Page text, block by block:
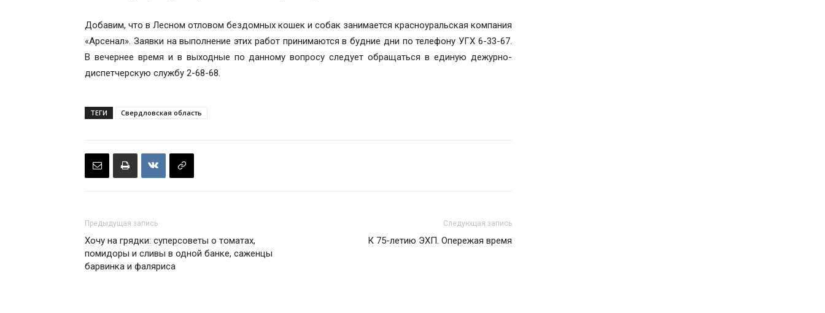
Добавим, что в Лесном отловом бездомных кошек и собак занимается красноуральская компания
«Арсенал». Заявки на выполнение этих работ принимаются в будние дни по телефону УГХ 6-33-67.
В вечернее время и в выходные по данному вопросу следует обращаться в единую дежурно-
диспетчерскую службу 2-68-68.
ТЕГИ Свердловская область
Предыдущая запись
Хочу на грядки: суперсоветы о томатах,
помидоры и сливы в одной банке, саженцы
барвинка и фаляриса
Следующая запись
К 75-летию ЭХП. Опережая время